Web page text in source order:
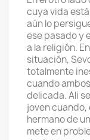
cuya vida
aún lo
ese pasado y
a la religión.
situación,
totalmente
cuando
delicada. Ali
joven cuando,
hermano de
mete en